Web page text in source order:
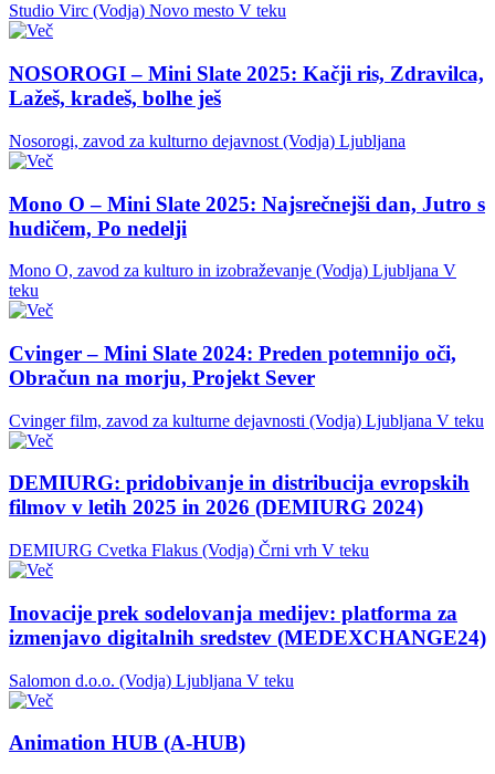
Studio Virc (Vodja) Novo mesto V teku
NOSOROGI – Mini Slate 2025: Kačji ris, Zdravilca,
Lažeš, kradeš, bolhe ješ
Nosorogi, zavod za kulturno dejavnost (Vodja) Ljubljana
Mono O – Mini Slate 2025: Najsrečnejši dan, Jutro s
hudičem, Po nedelji
Mono O, zavod za kulturo in izobraževanje (Vodja) Ljubljana V
teku
Cvinger – Mini Slate 2024: Preden potemnijo oči,
Obračun na morju, Projekt Sever
Cvinger film, zavod za kulturne dejavnosti (Vodja) Ljubljana V teku
DEMIURG: pridobivanje in distribucija evropskih
filmov v letih 2025 in 2026 (DEMIURG 2024)
DEMIURG Cvetka Flakus (Vodja) Črni vrh V teku
Inovacije prek sodelovanja medijev: platforma za
izmenjavo digitalnih sredstev (MEDEXCHANGE24)
Salomon d.o.o. (Vodja) Ljubljana V teku
Animation HUB (A-HUB)